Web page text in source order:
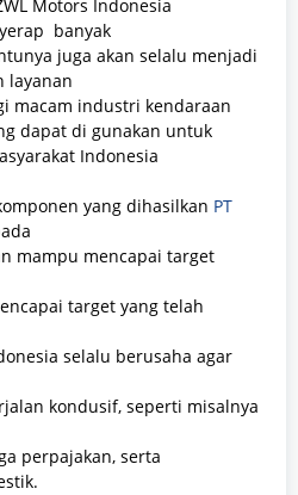
Motors Indonesia
banyak
juga akan selalu menjadi
layanan
macam industri kendaraan
dapat di gunakan untuk
Indonesia
yang dihasilkan PT
mampu mencapai target
target yang telah
selalu berusaha agar
kondusif, seperti misalnya
perpajakan, serta